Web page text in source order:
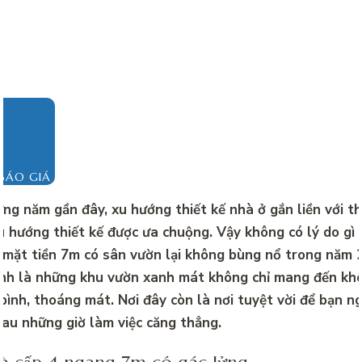
GIÁ
năm gần đây, xu hướng thiết kế nhà ở gắn liền với
hướng thiết kế được ưa chuộng. Vậy không có lý do gì
tiền 7m có sân vườn lại không bùng nổ trong năm
là những khu vườn xanh mát không chỉ mang đến
thoáng mát. Nơi đây còn là nơi tuyệt vời để bạn
những giờ làm việc căng thẳng.